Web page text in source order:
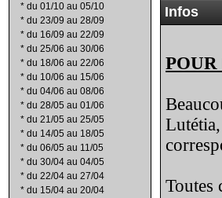
* du 01/10 au 05/10
* du 23/09 au 28/09
* du 16/09 au 22/09
* du 25/06 au 30/06
* du 18/06 au 22/06
* du 10/06 au 15/06
* du 04/06 au 08/06
* du 28/05 au 01/06
* du 21/05 au 25/05
* du 14/05 au 18/05
* du 06/05 au 11/05
* du 30/04 au 04/05
* du 22/04 au 27/04
* du 15/04 au 20/04
Infos
POUR
Toutes